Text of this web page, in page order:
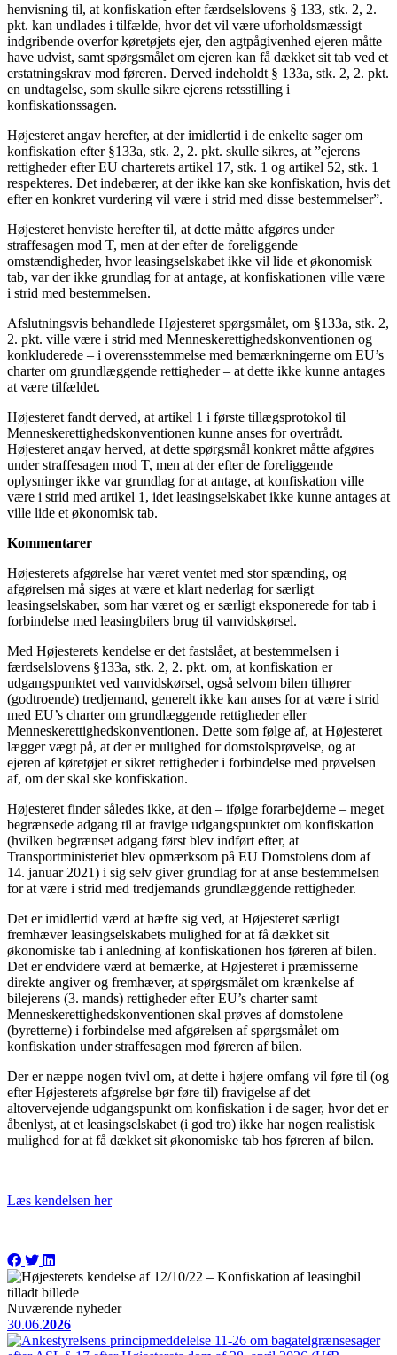
henvisning til, at konfiskation efter færdselslovens § 133, stk. 2, 2.
pkt. kan undlades i tilfælde, hvor det vil være uforholdsmæssigt
indgribende overfor køretøjets ejer, den agtpågivenhed ejeren måtte
have udvist, samt spørgsmålet om ejeren kan få dækket sit tab ved et
erstatningskrav mod føreren. Derved indeholdt § 133a, stk. 2, 2. pkt.
en undtagelse, som skulle sikre ejerens retsstilling i
konfiskationssagen.
Højesteret angav herefter, at der imidlertid i de enkelte sager om
konfiskation efter §133a, stk. 2, 2. pkt. skulle sikres, at ”ejerens
rettigheder efter EU charterets artikel 17, stk. 1 og artikel 52, stk. 1
respekteres. Det indebærer, at der ikke kan ske konfiskation, hvis det
efter en konkret vurdering vil være i strid med disse bestemmelser”.
Højesteret henviste herefter til, at dette måtte afgøres under
straffesagen mod T, men at der efter de foreliggende
omstændigheder, hvor leasingselskabet ikke vil lide et økonomisk
tab, var der ikke grundlag for at antage, at konfiskationen ville være
i strid med bestemmelsen.
Afslutningsvis behandlede Højesteret spørgsmålet, om §133a, stk. 2,
2. pkt. ville være i strid med Menneskerettighedskonventionen og
konkluderede – i overensstemmelse med bemærkningerne om EU’s
charter om grundlæggende rettigheder – at dette ikke kunne antages
at være tilfældet.
Højesteret fandt derved, at artikel 1 i første tillægsprotokol til
Menneskerettighedskonventionen kunne anses for overtrådt.
Højesteret angav herved, at dette spørgsmål konkret måtte afgøres
under straffesagen mod T, men at der efter de foreliggende
oplysninger ikke var grundlag for at antage, at konfiskation ville
være i strid med artikel 1, idet leasingselskabet ikke kunne antages at
ville lide et økonomisk tab.
Kommentarer
Højesterets afgørelse har været ventet med stor spænding, og
afgørelsen må siges at være et klart nederlag for særligt
leasingselskaber, som har været og er særligt eksponerede for tab i
forbindelse med leasingbilers brug til vanvidskørsel.
Med Højesterets kendelse er det fastslået, at bestemmelsen i
færdselslovens §133a, stk. 2, 2. pkt. om, at konfiskation er
udgangspunktet ved vanvidskørsel, også selvom bilen tilhører
(godtroende) tredjemand, generelt ikke kan anses for at være i strid
med EU’s charter om grundlæggende rettigheder eller
Menneskerettighedskonventionen. Dette som følge af, at Højesteret
lægger vægt på, at der er mulighed for domstolsprøvelse, og at
ejeren af køretøjet er sikret rettigheder i forbindelse med prøvelsen
af, om der skal ske konfiskation.
Højesteret finder således ikke, at den – ifølge forarbejderne – meget
begrænsede adgang til at fravige udgangspunktet om konfiskation
(hvilken begrænset adgang først blev indført efter, at
Transportministeriet blev opmærksom på EU Domstolens dom af
14. januar 2021) i sig selv giver grundlag for at anse bestemmelsen
for at være i strid med tredjemands grundlæggende rettigheder.
Det er imidlertid værd at hæfte sig ved, at Højesteret særligt
fremhæver leasingselskabets mulighed for at få dækket sit
økonomiske tab i anledning af konfiskationen hos føreren af bilen.
Det er endvidere værd at bemærke, at Højesteret i præmisserne
direkte angiver og fremhæver, at spørgsmålet om krænkelse af
bilejerens (3. mands) rettigheder efter EU’s charter samt
Menneskerettighedskonventionen skal prøves af domstolene
(byretterne) i forbindelse med afgørelsen af spørgsmålet om
konfiskation under straffesagen mod føreren af bilen.
Der er næppe nogen tvivl om, at dette i højere omfang vil føre til (og
efter Højesterets afgørelse bør føre til) fravigelse af det
altovervejende udgangspunkt om konfiskation i de sager, hvor det er
åbenlyst, at et leasingselskabet (i god tro) ikke har nogen realistisk
mulighed for at få dækket sit økonomiske tab hos føreren af bilen.
Læs kendelsen her
Nuværende nyheder
30.06.2026